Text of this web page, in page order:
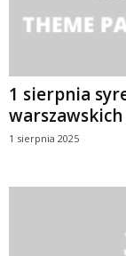
1 sierpnia
warszawskich
1 sierpnia 2025